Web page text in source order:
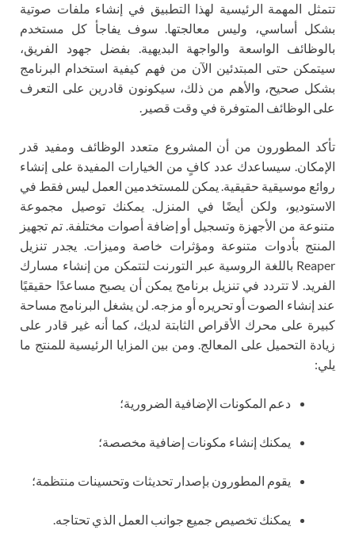
تتمثل المهمة الرئيسية لهذا التطبيق في إنشاء ملفات صوتية
بشكل أساسي، وليس معالجتها. سوف يفاجأ كل مستخدم
بالوظائف الواسعة والواجهة البديهية. بفضل جهود الفريق،
سيتمكن حتى المبتدئين الآن من فهم كيفية استخدام البرنامج
بشكل صحيح، والأهم من ذلك، سيكونون قادرين على التعرف
على الوظائف المتوفرة في وقت قصير.
تأكد المطورون من أن المشروع متعدد الوظائف ومفيد قدر
الإمكان. سيساعدك عدد كافٍ من الخيارات المفيدة على إنشاء
روائع موسيقية حقيقية. يمكن للمستخدمين العمل ليس فقط في
الاستوديو، ولكن أيضًا في المنزل. يمكنك توصيل مجموعة
متنوعة من الأجهزة وتسجيل أو إضافة أصوات مختلفة. تم تجهيز
المنتج بأدوات متنوعة ومؤثرات خاصة وميزات. يجدر تنزيل
Reaper باللغة الروسية عبر التورنت لتتمكن من إنشاء مسارك
الفريد. لا تتردد في تنزيل برنامج يمكن أن يصبح مساعدًا حقيقيًا
عند إنشاء الصوت أو تحريره أو مزجه. لن يشغل البرنامج مساحة
كبيرة على محرك الأقراص الثابتة لديك، كما أنه غير قادر على
زيادة التحميل على المعالج. ومن بين المزايا الرئيسية للمنتج ما
يلي:
دعم المكونات الإضافية الضرورية؛
يمكنك إنشاء مكونات إضافية مخصصة؛
يقوم المطورون بإصدار تحديثات وتحسينات منتظمة؛
يمكنك تخصيص جميع جوانب العمل الذي تحتاجه.